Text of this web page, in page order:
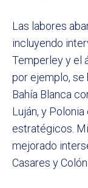
Las labores
incluyendo
Temperley y el
por ejemplo,
Bahía Blanca
Luján, y
estratégicos.
mejorado
Casares y